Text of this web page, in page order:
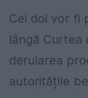
Cei doi vor fi
lângă Curtea
derularea
autoritățile